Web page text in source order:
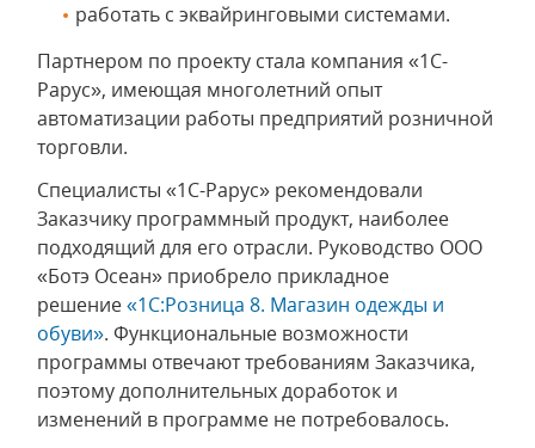
работать с эквайринговыми системами.
Партнером по проекту стала компания «1С-
Рарус», имеющая многолетний опыт
автоматизации работы предприятий розничной
торговли.
Специалисты «1С-Рарус» рекомендовали
Заказчику программный продукт, наиболее
подходящий для его отрасли. Руководство ООО
«Ботэ Осеан» приобрело прикладное
решение«1С:Розница 8. Магазин одежды и
обуви». Функциональные возможности
программы отвечают требованиям Заказчика,
поэтому дополнительных доработок и
изменений в программе не потребовалось.